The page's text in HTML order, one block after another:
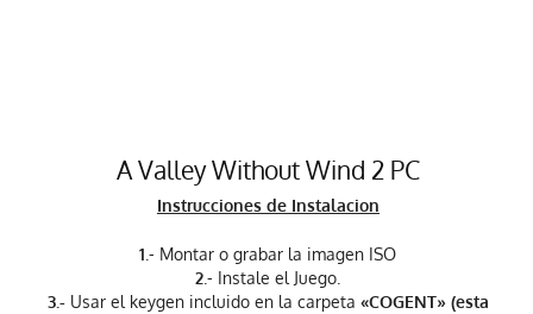
A Valley Without Wind 2 PC
Instrucciones de Instalacion
1.- Montar o grabar la imagen ISO
2.- Instale el Juego.
3.-Usar el keygen incluido en la carpeta «COGENT» (esta